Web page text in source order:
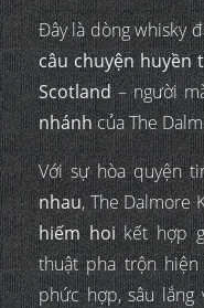
Đây là dòng whisky
câu chuyện huyền
Scotland– người
nhánhcủa The
Với sự hòa quyện
nhau, The Dalmore
hiếm hoikết hợp
thuật pha trộn
phức hợp, sâu lắng